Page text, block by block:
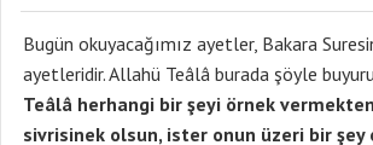
Bugün okuyacağımız ayetler, Bakara
ayetleridir. Allahü Teâlâ burada şöyle
Teâlâ herhangi bir şeyi örnek
sivrisinek olsun, ister onun üzeri bir şey